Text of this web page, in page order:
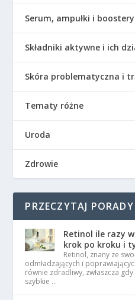
Serum, ampułki i boostery
Składniki aktywne i ich
Skóra problematyczna i
Tematy różne
Uroda
Zdrowie
PRZECZYTAJ PORADY
Retinol ile razy
krok po kroku i
Retinol, znany ze
odmładzających i
równie zdradliwy, zwłaszcza
szybkie …